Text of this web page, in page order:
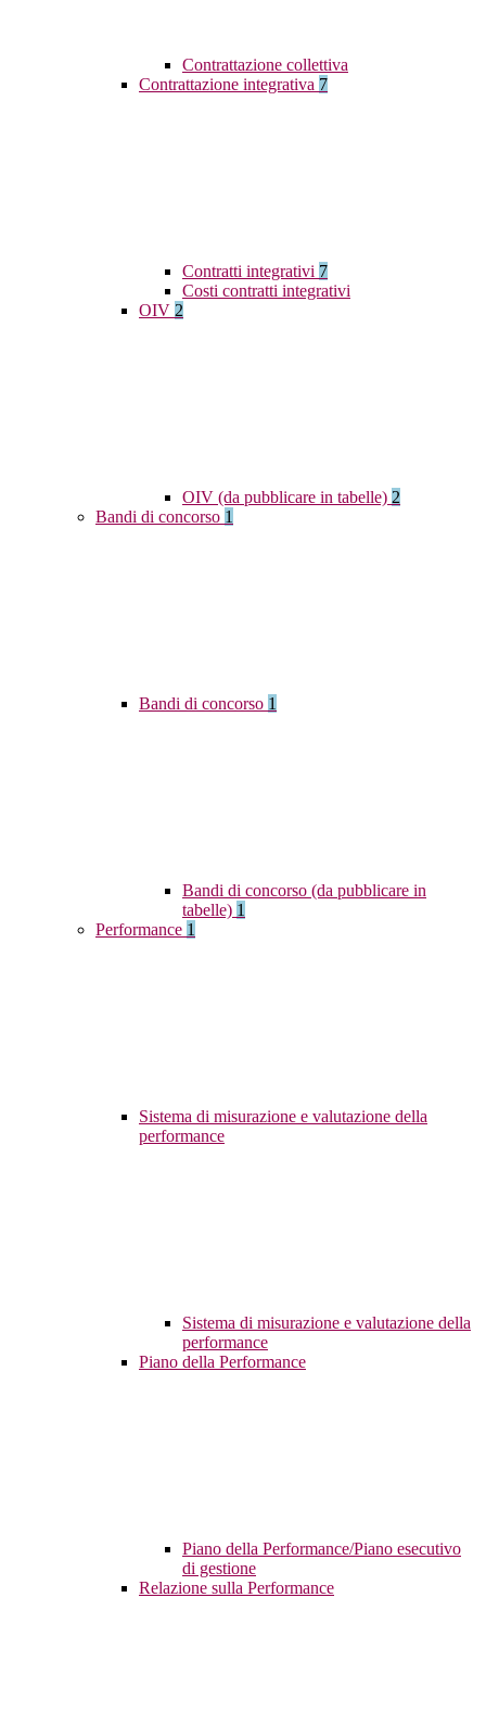
Contrattazione collettiva
Contrattazione integrativa 7
Contratti integrativi 7
Costi contratti integrativi
OIV 2
OIV (da pubblicare in tabelle) 2
Bandi di concorso 1
Bandi di concorso 1
Bandi di concorso (da pubblicare in
tabelle) 1
Performance 1
Sistema di misurazione e valutazione della
performance
Sistema di misurazione e valutazione della
performance
Piano della Performance
Piano della Performance/Piano esecutivo
di gestione
Relazione sulla Performance